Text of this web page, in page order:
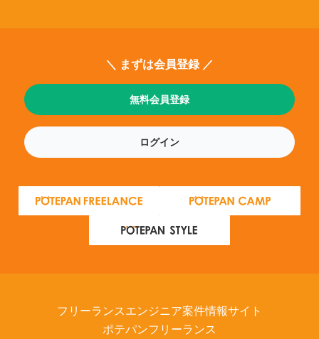
＼ まずは会員登録 ／
無料会員登録
ログイン
フリーランスエンジニア案件情報サイト
ポテパンフリーランス